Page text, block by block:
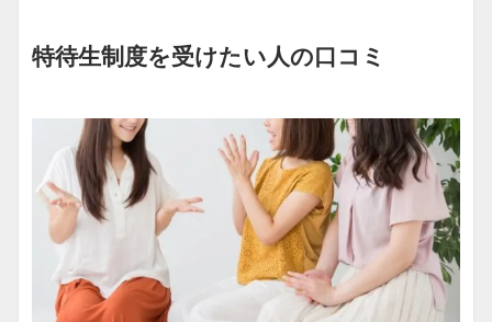
特待生制度を受けたい人の口コミ